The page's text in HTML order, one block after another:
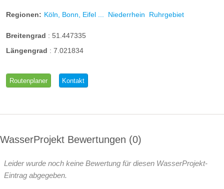
Regionen: Köln, Bonn, Eifel ... Niederrhein Ruhrgebiet
Breitengrad : 51.447335
Längengrad : 7.021834
Routenplaner Kontakt
WasserProjekt Bewertungen 0
Leider wurde noch keine Bewertung für diesen WasserProjekt-
Eintrag abgegeben.